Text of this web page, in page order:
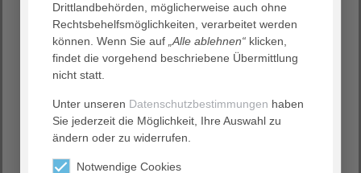
Pflegedienstleitung zum 1. Januar 2026 hervorragend
begleitet. Ich bedanke mich sehr herzlich bei ihr und
auch bei Natasa Matic, als Pflegedienstleitung, für das
enorme Engagement und die inspirierende
Zusammenarbeit“, so Hannelore Rexroth.
Drittlandbehörden, möglicherweise auch ohne
Rechtsbehelfsmöglichkeiten, verarbeitet werden
können. Wenn Sie auf „Alle ablehnen“ klicken,
findet die vorgehend beschriebene Übermittlung
nicht statt.
Unter unseren Datenschutzbestimmungen haben
Sie jederzeit die Möglichkeit, Ihre Auswahl zu
ändern oder zu widerrufen.
Notwendige Cookies